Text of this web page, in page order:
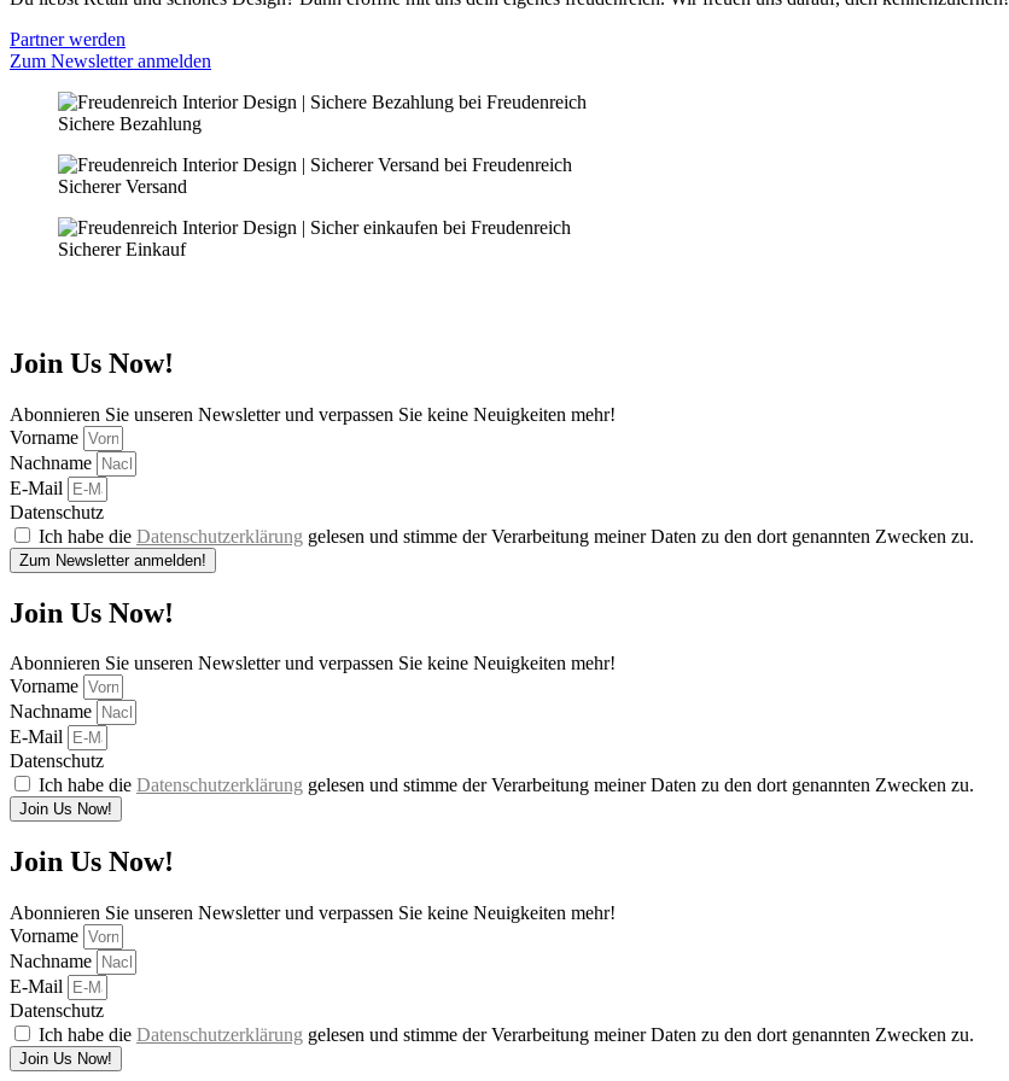
Partner werden
Zum Newsletter anmelden
Sichere Bezahlung
Sicherer Versand
Sicherer Einkauf
Join Us Now!
Abonnieren Sie unseren Newsletter und verpassen Sie keine Neuigkeiten mehr!
Vorname
Nachname
E-Mail
Datenschutz
Ich habe die Datenschutzerklärung gelesen und stimme der Verarbeitung meiner Daten zu den dort genannten Zwecken zu.
Zum Newsletter anmelden!
Join Us Now!
Abonnieren Sie unseren Newsletter und verpassen Sie keine Neuigkeiten mehr!
Vorname
Nachname
E-Mail
Datenschutz
Ich habe die Datenschutzerklärung gelesen und stimme der Verarbeitung meiner Daten zu den dort genannten Zwecken zu.
Join Us Now!
Join Us Now!
Abonnieren Sie unseren Newsletter und verpassen Sie keine Neuigkeiten mehr!
Vorname
Nachname
E-Mail
Datenschutz
Ich habe die Datenschutzerklärung gelesen und stimme der Verarbeitung meiner Daten zu den dort genannten Zwecken zu.
Join Us Now!